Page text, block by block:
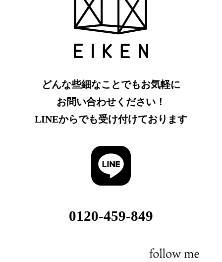
どんな些細なことでもお気軽に
お問い合わせください！
LINEからでも受け付けております
0120-459-849